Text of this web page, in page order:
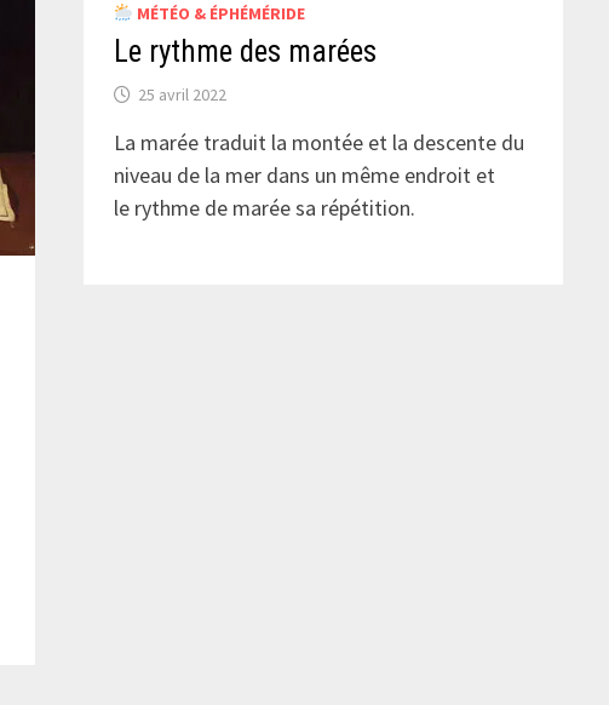
MÉTÉO & ÉPHÉMÉRIDE
Le rythme des marées
25 avril 2022
La marée traduit la montée et la descente du
niveau de la mer dans un même endroit et
le rythme de marée sa répétition.